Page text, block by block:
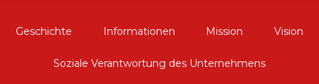
Geschichte Informationen Mission Vision
Soziale Verantwortung des Unternehmens